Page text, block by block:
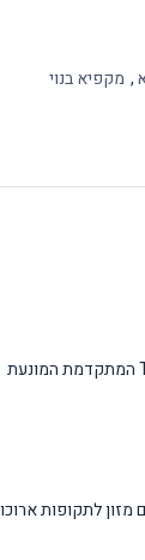
, מקפיא בנוי
מקפיא BERTAZZONI FRZ605UBRXTT/24PMH הוא פתרון הקפאה איטלקי מתקדם הבנוי לטמעה מלאה במטבח. המקפיא מציע קיבולת מרשימה של 342 ליטר ומצויד במערכת TOTAL NoFrost המתקדמת המונעת
לתקופות